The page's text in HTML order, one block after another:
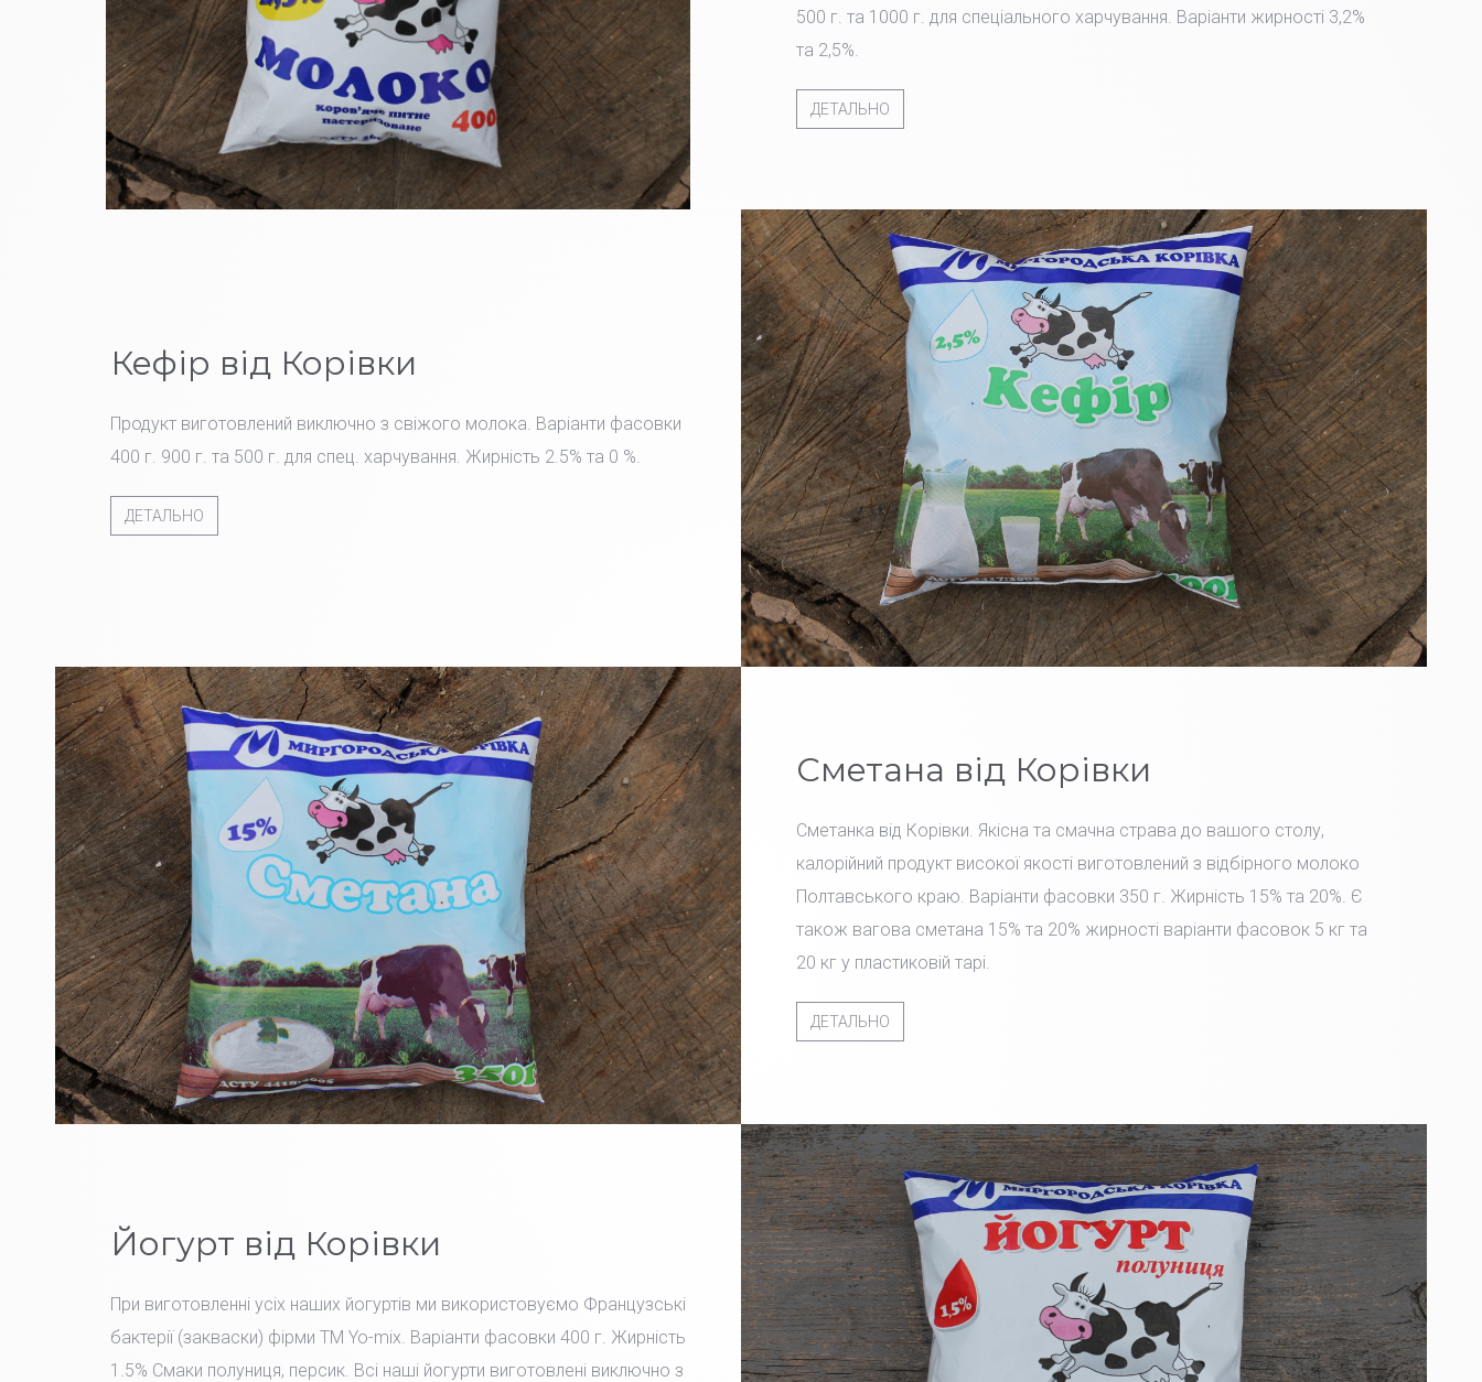
500 г. та 1000 г. для спеціального харчування. Варіанти жирності 3,2%
та 2,5%.
ДЕТАЛЬНО
Кефір від Корівки
Продукт виготовлений виключно з свіжого молока. Варіанти фасовки
400 г. 900 г. та 500 г. для спец. харчування. Жирність 2.5% та 0 %.
ДЕТАЛЬНО
Сметана від Корівки
Сметанка від Корівки. Якісна та смачна страва до вашого столу,
калорійний продукт високої якості виготовлений з відбірного молоко
Полтавського краю. Варіанти фасовки 350 г. Жирність 15% та 20%. Є
також вагова сметана 15% та 20% жирності варіанти фасовок 5 кг та
20 кг у пластиковій тарі.
ДЕТАЛЬНО
Йогурт від Корівки
При виготовленні усіх наших йогуртів ми використовуємо Французські
бактерії (закваски) фірми TM Yo-mix. Варіанти фасовки 400 г. Жирність
1.5% Смаки полуниця, персик. Всі наші йогурти виготовлені виключно з